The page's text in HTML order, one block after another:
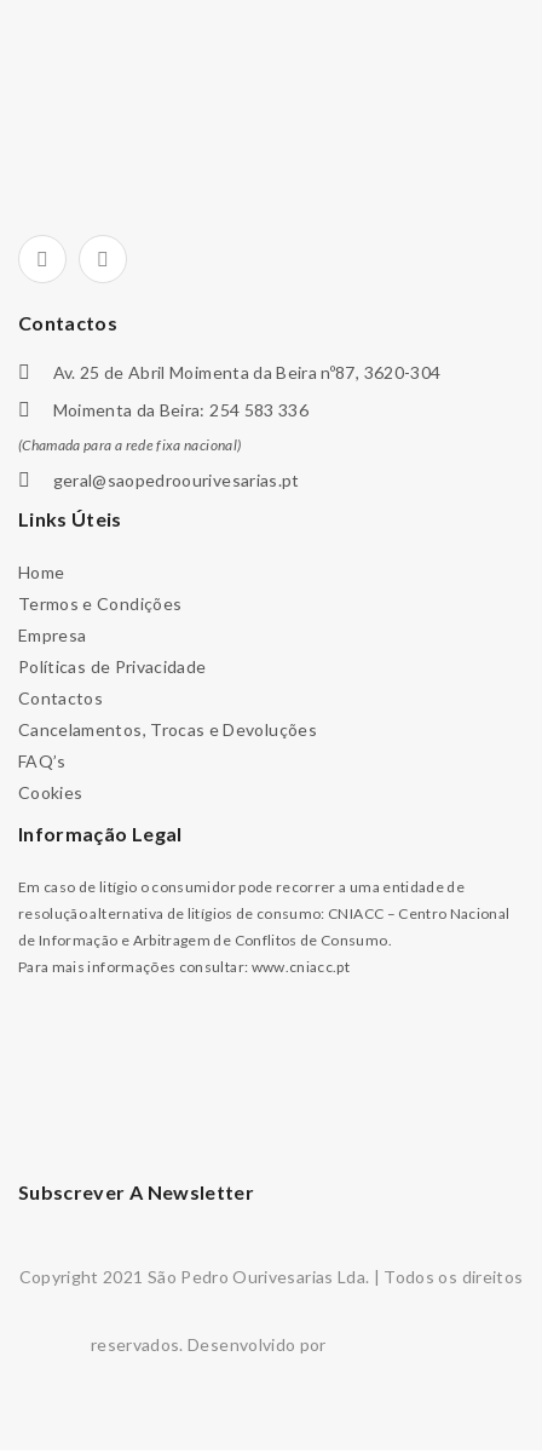
Contactos
Av. 25 de Abril Moimenta da Beira nº87, 3620-304
Moimenta da Beira: 254 583 336
(Chamada para a rede fixa nacional)
geral@saopedroourivesarias.pt
Links Úteis
Home
Termos e Condições
Empresa
Políticas de Privacidade
Contactos
Cancelamentos, Trocas e Devoluções
FAQ’s
Cookies
Informação Legal
Em caso de litígio o consumidor pode recorrer a uma entidade de
resolução alternativa de litígios de consumo: CNIACC – Centro Nacional
de Informação e Arbitragem de Conflitos de Consumo.
Para mais informações consultar: www.cniacc.pt
Subscrever A Newsletter
Copyright 2021 São Pedro Ourivesarias Lda. | Todos os direitos
reservados. Desenvolvido por